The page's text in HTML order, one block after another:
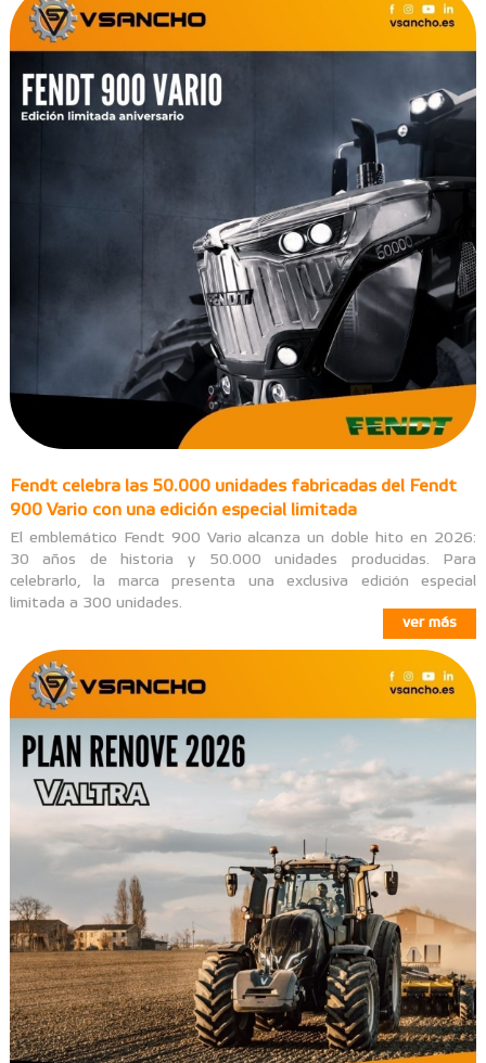
Fendt celebra las 50.000 unidades fabricadas del Fendt
900 Vario con una edición especial limitada
El emblemático Fendt 900 Vario alcanza un doble hito en 2026:
30 años de historia y 50.000 unidades producidas. Para
celebrarlo, la marca presenta una exclusiva edición especial
limitada a 300 unidades.
ver más